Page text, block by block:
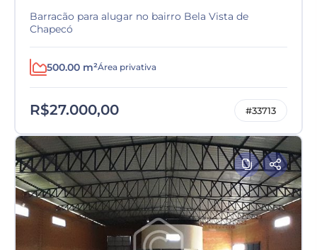
Barracão para alugar no bairro Bela Vista de
Chapecó
500.00 m²Área privativa
R$27.000,00 #33713